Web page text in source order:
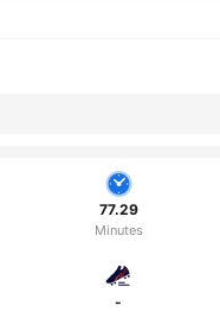
77.29
Minutes
-